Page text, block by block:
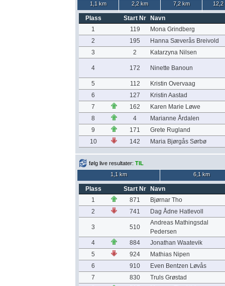
1,1 km
2,2 km 7,2 km 12,2
Plass Start Nr
Navn
1
119
Mona Grindberg
2
195
Hanna Sæverås Breivold
3
2 Katarzyna Nilsen
4 172 Ninette Banoun
5 112
Kristin Overvaag
6
127
Kristin Aastad
7
162
Karen Marie Løwe
8
4
Marianne Årdalen
9
171
Grete Rugland
10
142 Maria Bjørgås Sørbø
følg live resultater: TIL
1,1 km
6,1 km
Plass Start Nr
Navn
1
871
Bjørnar Tho
2
741 Dag Ådne Hatlevoll
3 510
Andreas Mathingsdal
Pedersen
4
884
Jonathan Waatevik
5
924
Mathias Nipen
6
910
Even Bentzen Løvås
7
830
Truls Grøstad